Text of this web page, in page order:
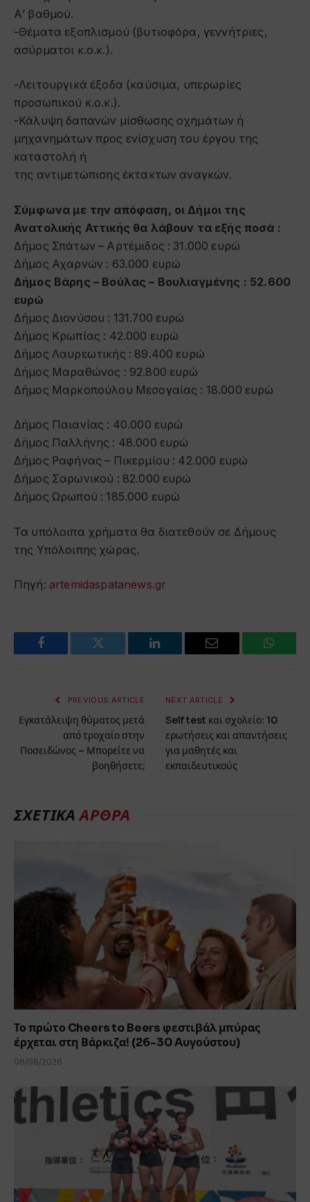
Α’ βαθμού.
-Θέματα εξοπλισμού (βυτιοφόρα, γεννήτριες,
ασύρματοι κ.ο.κ.).
-Λειτουργικά έξοδα (καύσιμα, υπερωρίες
προσωπικού κ.ο.κ.).
-Κάλυψη δαπανών μίσθωσης οχημάτων ή
μηχανημάτων προς ενίσχυση του έργου της
καταστολή ή
της αντιμετώπισης έκτακτων αναγκών.
Σύμφωνα με την απόφαση, οι Δήμοι της
Ανατολικής Αττικής θα λάβουν τα εξής ποσά :
Δήμος Σπάτων – Αρτέμιδος : 31.000 ευρώ
Δήμος Αχαρνών : 63.000 ευρώ
Δήμος Βάρης – Βούλας – Βουλιαγμένης : 52.600
ευρώ
Δήμος Διονύσου : 131.700 ευρώ
Δήμος Κρωπίας : 42.000 ευρώ
Δήμος Λαυρεωτικής : 89.400 ευρώ
Δήμος Μαραθώνος : 92.800 ευρώ
Δήμος Μαρκοπούλου Μεσογαίας : 18.000 ευρώ
Δήμος Παιανίας : 40.000 ευρώ
Δήμος Παλλήνης : 48.000 ευρώ
Δήμος Ραφήνας – Πικερμίου : 42.000 ευρώ
Δήμος Σαρωνικού : 82.000 ευρώ
Δήμος Ωρωπού : 185.000 ευρώ
Τα υπόλοιπα χρήματα θα διατεθούν σε Δήμους
της Υπόλοιπης χώρας.
Πηγή: artemidaspatanews.gr
Facebook Twitter LinkedIn Email
PREVIOUS ARTICLE
Εγκατάλειψη θύματος μετά
από τροχαίο στην
Ποσειδώνος – Μπορείτε να
βοηθήσετε;
NEXT ARTICLE
Self test και σχολείο: 10
ερωτήσεις και απαντήσεις
για μαθητές και
εκπαιδευτικούς
ΣΧΕΤΙΚΑΑΡΘΡΑ
Το πρώτο Cheers to Beers φεστιβάλ μπύρας
έρχεται στη Βάρκιζα! (26-30 Aυγούστου)
06/08/2026